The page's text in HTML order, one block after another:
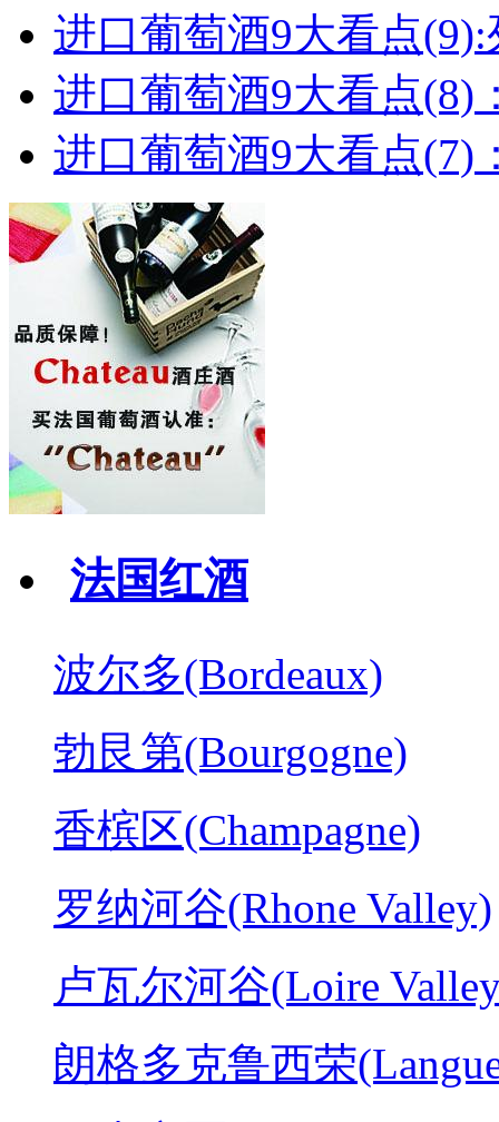
进口葡萄酒9大看点(9):
进口葡萄酒9大看点(8)
进口葡萄酒9大看点(7)
法国红酒
波尔多(Bordeaux)
勃艮第(Bourgogne)
香槟区(Champagne)
罗纳河谷(Rhone Valley)
卢瓦尔河谷(Loire
朗格多克鲁西荣